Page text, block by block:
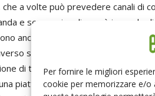
Per fornire le migliori
cookie per memorizzare e/o
a volte può prevedere canali di
e server singoli, non è in grado
anche garantire una maggiore
server centralizzati è anch’esso
di tutti i dati provenienti dai
piattaforma per “big data”